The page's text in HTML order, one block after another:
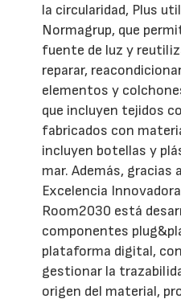
la circularidad, Plus
Normagrup, que
fuente de luz y
reparar,
elementos y
que incluyen tejidos
fabricados con
incluyen botellas y
mar. Además, gracias
Excelencia
Room2030 está
componentes
plataforma digital,
gestionar la
origen del material,